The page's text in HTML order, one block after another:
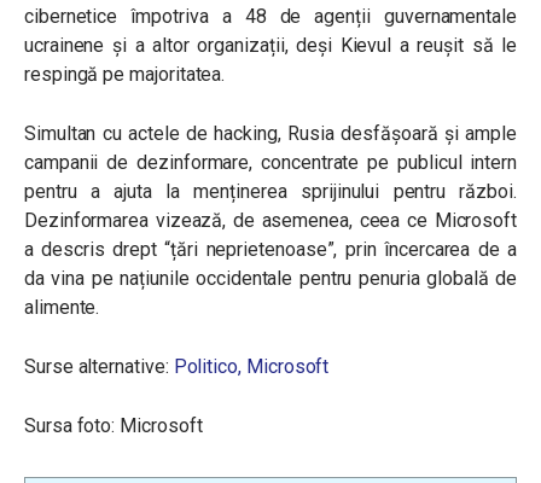
cibernetice împotriva a 48 de agenții guvernamentale
ucrainene și a altor organizații, deși Kievul a reușit să le
respingă pe majoritatea.
Simultan cu actele de hacking, Rusia desfășoară și ample
campanii de dezinformare, concentrate pe publicul intern
pentru a ajuta la menținerea sprijinului pentru război.
Dezinformarea vizează, de asemenea, ceea ce Microsoft
a descris drept “țări neprietenoase”, prin încercarea de a
da vina pe națiunile occidentale pentru penuria globală de
alimente.
Surse alternative: Politico, Microsoft
Sursa foto: Microsoft